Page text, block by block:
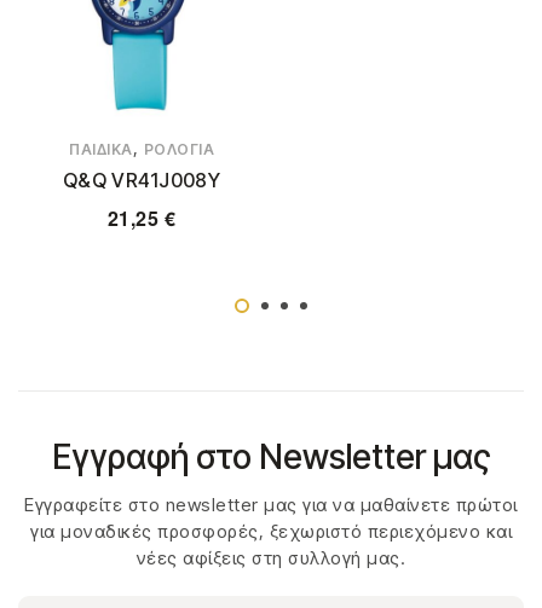
ΠΑΙΔΙΚΆ, ΡΟΛΌΓΙΑ
Q&Q VR41J008Y
21,25 €
Εγγραφή στο Newsletter μας
Εγγραφείτε στο newsletter μας για να μαθαίνετε πρώτοι
για μοναδικές προσφορές, ξεχωριστό περιεχόμενο και
νέες αφίξεις στη συλλογή μας.